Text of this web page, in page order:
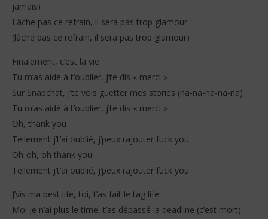
décembre
2025
Stone
jamais)
Lâche pas ce refrain, il sera pas trop glamour
(lâche pas ce refrain, il sera pas trop glamour)
Finalement, c’est la vie
Tu m’as aidé à t’oublier, j’te dis « merci »
Sur Snapchat, j’te vois guetter mes stories (na-na-na-na-na)
Tu m’as aidé à t’oublier, j’te dis « merci »
Oh, thank you
Tellement j’t’ai oublié, j’peux rajouter fuck you
Oh-oh, oh thank you
Tellement j’t’ai oublié, j’peux rajouter fuck you
J’vis ma best life, toi, t’as fait le tag life
Moi je n’ai plus le time, t’as dépassé la deadline (c’est mort)